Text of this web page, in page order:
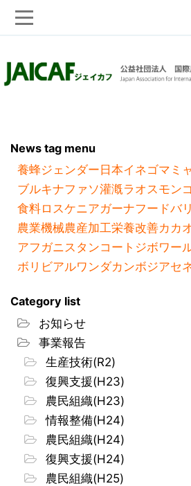
to
to
News tag menu
養蜂ジェンダー 日本イネゴマ ミ
ブルキナファソ灌漑ラオスモン
食料ロスケニアガーナフードバ
農業機械農産加工栄養改善カカ
アフガニスタンコートジボワー
ボリビアルワンダカンボジアセ
Category list
お知らせ
事業報告
生産技術(R2)
復興支援(H23)
農民組織(H23)
情報整備(H24)
農民組織(H24)
復興支援(H24)
農民組織(H25)